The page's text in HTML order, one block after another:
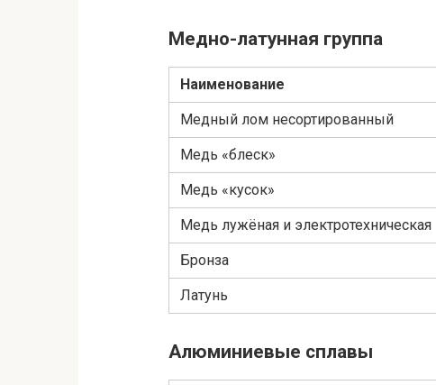
Медно-латунная группа
Наименование
Медный лом несортированный
Медь «блеск»
Медь «кусок»
Медь лужёная и электротехническая
Бронза
Латунь
Алюминиевые сплавы